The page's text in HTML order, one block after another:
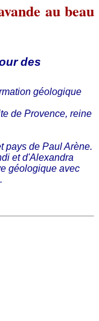
au beau
des
géologique
de Provence, reine
pays de Paul Arène.
et d'Alexandra
géologique avec